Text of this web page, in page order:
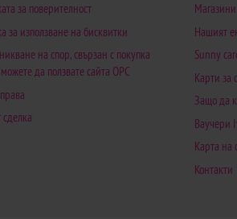
за поверителност
за използване на бисквитки
на спор, свързан с покупка
да ползвате сайта ОРС
сделка
Магазини
Нашият
Sunny
Карти за
Защо да
Ваучери
Карта на
Контакти